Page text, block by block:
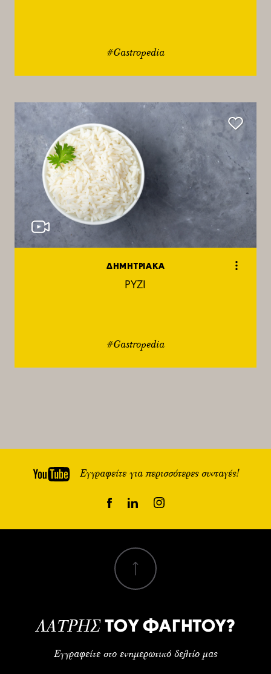
#Gastropedia
ΔΗΜΗΤΡΙΑΚΑ
ΡΥΖΙ
#Gastropedia
Εγγραφείτε για περισσότερες συνταγές!
ΛΑΤΡΗΣΤΟΥ ΦΑΓΗΤΟΥ?
Εγγραφείτε στο ενημερωτικό δελτίο μας